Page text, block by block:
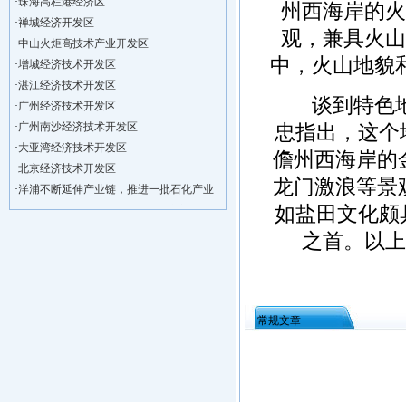
禅城经济开发区
中山火炬高技术产业开发区
增城经济技术开发区
湛江经济技术开发区
广州经济技术开发区
广州南沙经济技术开发区
大亚湾经济技术开发区
北京经济技术开发区
洋浦不断延伸产业链，推进一批石化产业
海口今年将投入44.4亿元推进江东新
州西海岸的
观，兼具火
中，火山地貌
谈到特色地
忠指出，这个
儋州西海岸的
龙门激浪等景
如盐田文化颇
之首。以
常规文章